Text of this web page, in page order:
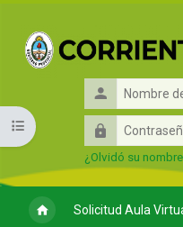
Nombre
de
usuario
Contraseña
¿Olvidó su
Solicitud Aula
Abrir índice del curso